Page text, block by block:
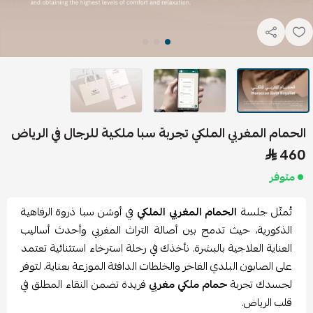
الحمام المغربي الملكي تجربة سبا ملكية للرجال في الرياض
460
متوفر
تُمثّل جلسة الحمام المغربي الملكي في أوشن سبا ذروة الرفاهية
الذكورية، حيث تدمج بين أصالة التراث المغربي وأحدث أساليب
العناية العلاجية بالبشرة. نأخذك في رحلة استرخاء استثنائية تعتمد
على الصابون البلدي الفاخر والخلطات الدافئة الموزعة بعناية، لتوفر
لجسدك تجربةحمام ملكي مغربي فريدة تضمن النقاء المطلق في
قلب الرياض.